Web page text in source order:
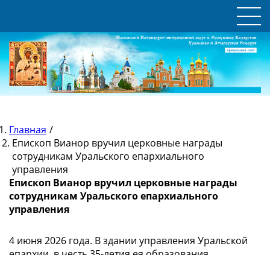
Главная /
Епископ Вианор вручил церковные награды
сотрудникам Уральского епархиального
управления
Епископ Вианор вручил церковные награды
сотрудникам Уральского епархиального
управления
4 июня 2026 года. В здании управления Уральской